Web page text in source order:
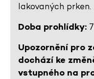
lakovaných prken.
Doba prohlídky:
Upozornění pro
dochází ke
vstupného na